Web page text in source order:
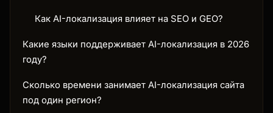
Как AI-локализация влияет на SEO и GEO?
Какие языки поддерживает AI-локализация в 2026
году?
Сколько времени занимает AI-локализация сайта
под один регион?